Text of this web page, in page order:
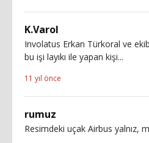
K.Varol
Involatus Erkan Türkoral ve
bu işi layıkı ile yapan kişi...
11 yıl önce
rumuz
Resimdeki uçak Airbus yalnız,